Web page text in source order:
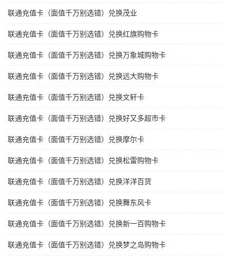
联通充值卡（面值千万别选错）兑换茂业
联通充值卡（面值千万别选错）兑换红旗购物卡
联通充值卡（面值千万别选错）兑换万象城购物卡
联通充值卡（面值千万别选错）兑换远大购物卡
联通充值卡（面值千万别选错）兑换文轩卡
联通充值卡（面值千万别选错）兑换好又多超市卡
联通充值卡（面值千万别选错）兑换摩尔卡
联通充值卡（面值千万别选错）兑换松雷购物卡
联通充值卡（面值千万别选错）兑换洋洋百货
联通充值卡（面值千万别选错）兑换舞东风卡
联通充值卡（面值千万别选错）兑换新一百购物卡
联通充值卡（面值千万别选错）兑换梦之岛购物卡